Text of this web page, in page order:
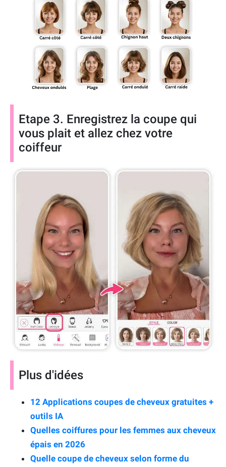
Etape 3. Enregistrez la coupe qui
vous plait et allez chez votre
coiffeur
Plus d'idées
12 Applications coupes de cheveux gratuites +
outils IA
Quelles coiffures pour les femmes aux cheveux
épais en 2026
Quelle coupe de cheveux selon forme du